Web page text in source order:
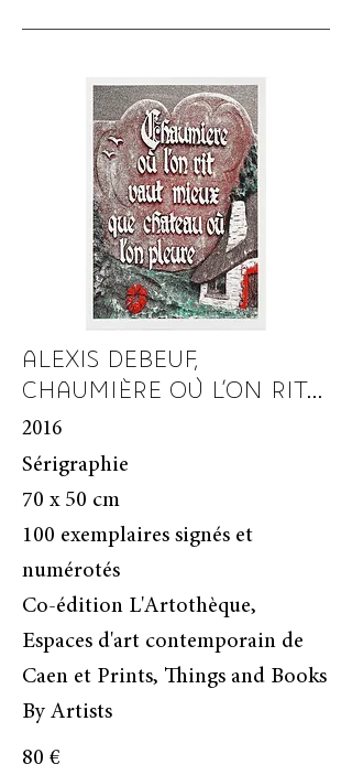
ALEXIS DEBEUF,
CHAUMIÈRE OÙ L'ON RIT...
2016
Sérigraphie
70 x 50 cm
100 exemplaires signés et
numérotés
Co-édition L'Artothèque,
Espaces d'art contemporain de
Caen et Prints, Things and Books
By Artists
80 €